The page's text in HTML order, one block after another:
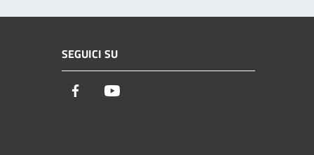
SEGUICI SU
Facebook